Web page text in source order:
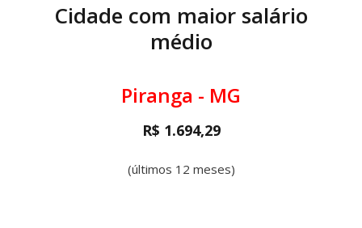
Cidade com maior salário
médio
Piranga - MG
R$ 1.694,29
(últimos 12 meses)